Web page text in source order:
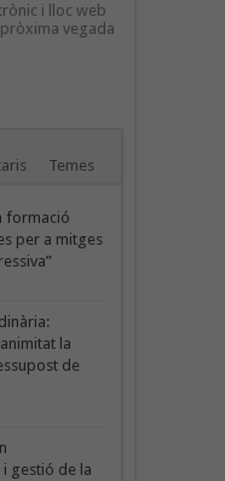
i lloc web
vegada
Temes
formació
per a mitges
la
de
gestió de la